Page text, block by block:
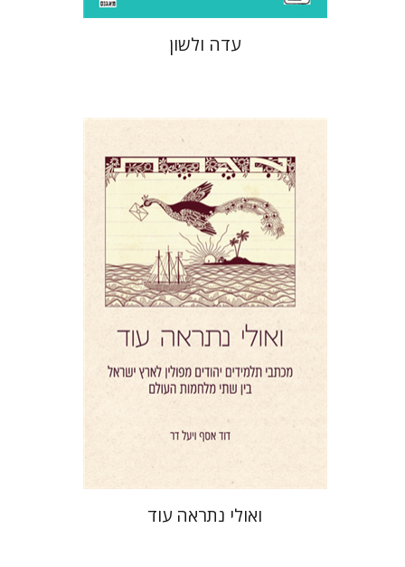
עדה ולשון
יעל דר דוד אסף
הנחת אתר ספר מודפס
$46
$41
ואולי נתראה עוד